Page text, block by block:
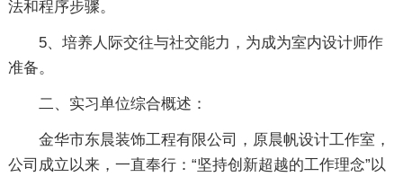
法和程序步骤。
5、培养人际交往与社交能力，为成为室内设计师作
准备。
二、实习单位综合概述：
金华市东晨装饰工程有限公司，原晨帆设计工作室，
公司成立以来，一直奉行：“坚持创新超越的工作理念”以